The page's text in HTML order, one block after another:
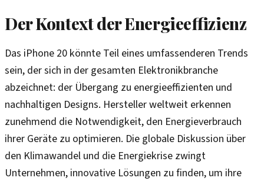
Der Kontext der Energieeffizienz
Das iPhone 20 könnte Teil eines umfassenderen Trends
sein, der sich in der gesamten Elektronikbranche
abzeichnet: der Übergang zu energieeffizienten und
nachhaltigen Designs. Hersteller weltweit erkennen
zunehmend die Notwendigkeit, den Energieverbrauch
ihrer Geräte zu optimieren. Die globale Diskussion über
den Klimawandel und die Energiekrise zwingt
Unternehmen, innovative Lösungen zu finden, um ihre